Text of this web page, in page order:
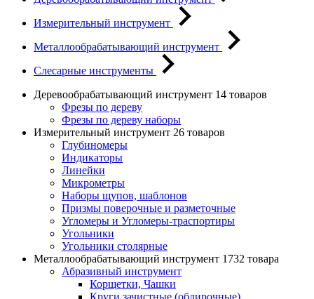
Измерительный инструмент
Металлообрабатывающий инструмент
Слесарные инструменты
Деревообрабатывающий инструмент 14 товаров
Фрезы по дереву
Фрезы по дереву наборы
Измерительный инструмент 26 товаров
Глубиномеры
Индикаторы
Линейки
Микрометры
Наборы щупов, шаблонов
Призмы поверочные и разметочные
Угломеры и Угломеры-траспортиры
Угольники
Угольники столярные
Металлообрабатывающий инструмент 1732 товара
Абразивный инструмент
Корщетки, Чашки
Круги зачистные (обдирочные)